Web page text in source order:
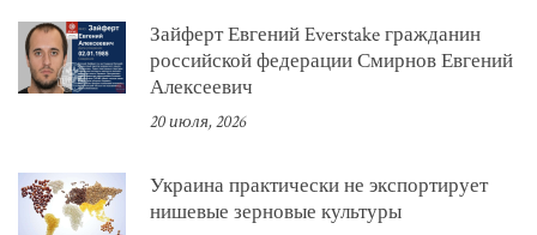
Зайферт Евгений Everstake гражданин
российской федерации Смирнов Евгений
Алексеевич
20 июля, 2026
Украина практически не экспортирует
нишевые зерновые культуры